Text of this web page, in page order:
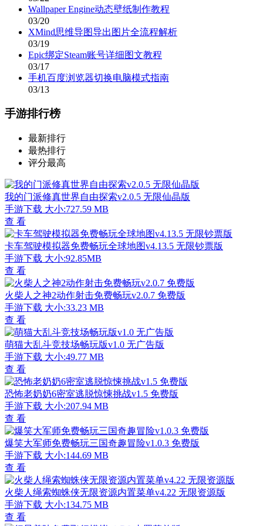
Wallpaper Engine动态壁纸制作教程
03/20
XMind思维导图导出图片全流程解析
03/19
Epic绑定Steam账号详细图文教程
03/17
手机百度浏览器切换电脑模式指南
03/13
手游排行榜
最新排行
最热排行
评分最高
我的门派修真世界自由探索v2.0.5 无限仙晶版
手游下载 大小:727.59 MB
查 看
卡车驾驶模拟器免费畅玩全球地图v4.13.5 无限钞票版
手游下载 大小:92.85MB
查 看
火柴人之神2动作射击免费畅玩v2.0.7 免费版
手游下载 大小:33.23 MB
查 看
萌猫大乱斗竞技场畅玩版v1.0 无广告版
手游下载 大小:49.77 MB
查 看
恐怖老奶奶6密室逃脱惊悚挑战v1.5 免费版
手游下载 大小:207.94 MB
查 看
爆笑大军师免费畅玩三国奇趣冒险v1.0.3 免费版
手游下载 大小:144.69 MB
查 看
火柴人绳索蜘蛛侠无限资源内置菜单v4.22 无限资源版
手游下载 大小:134.75 MB
查 看